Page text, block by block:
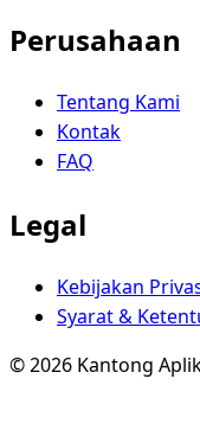
Perusahaan
Tentang Kami
Kontak
FAQ
Legal
Kebijakan
Syarat &
© 2026 Kantong